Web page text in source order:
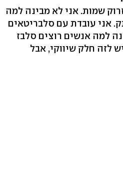
שמות. אני לא מבינה למה
אני עובדת עם סלבריטאים
למה אנשים רוצים סלבז
לזה חלק שיווקי, אבל